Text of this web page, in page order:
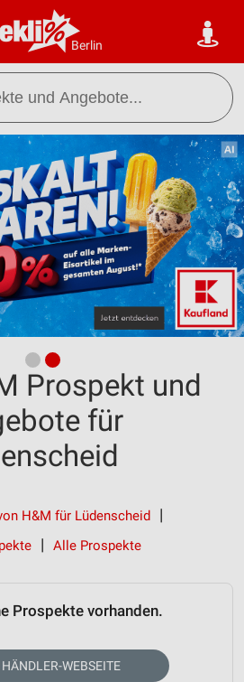
Berlin
Prospekt und
für
H&M für Lüdenscheid
Alle Prospekte
Prospekte vorhanden.
HÄNDLER-WEBSEITE